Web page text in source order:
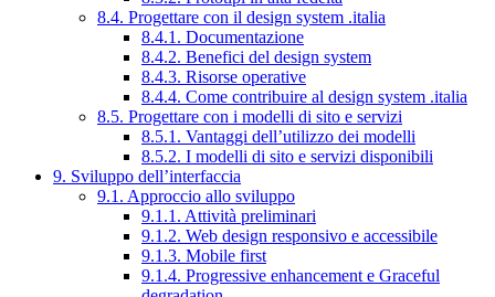
8.4. Progettare con il design system .italia
8.4.1. Documentazione
8.4.2. Benefici del design system
8.4.3. Risorse operative
8.4.4. Come contribuire al design system .italia
8.5. Progettare con i modelli di sito e servizi
8.5.1. Vantaggi dell’utilizzo dei modelli
8.5.2. I modelli di sito e servizi disponibili
9. Sviluppo dell’interfaccia
9.1. Approccio allo sviluppo
9.1.1. Attività preliminari
9.1.2. Web design responsivo e accessibile
9.1.3. Mobile first
9.1.4. Progressive enhancement e Graceful